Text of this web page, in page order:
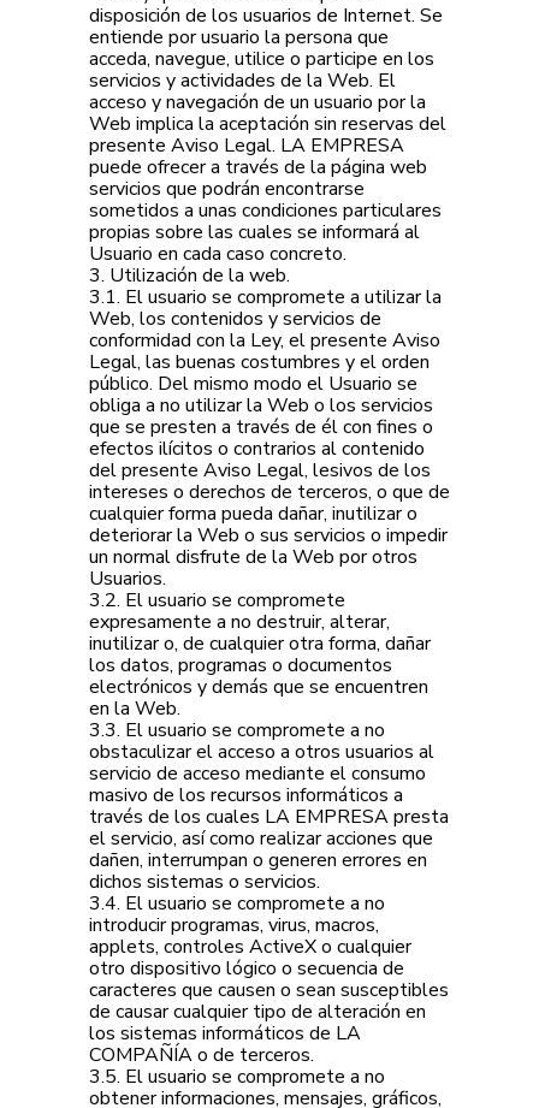
disposición de los usuarios de Internet. Se
entiende por usuario la persona que
acceda, navegue, utilice o participe en los
servicios y actividades de la Web. El
acceso y navegación de un usuario por la
Web implica la aceptación sin reservas del
presente Aviso Legal. LA EMPRESA
puede ofrecer a través de la página web
servicios que podrán encontrarse
sometidos a unas condiciones particulares
propias sobre las cuales se informará al
Usuario en cada caso concreto.
3. Utilización de la web.
3.1. El usuario se compromete a utilizar la
Web, los contenidos y servicios de
conformidad con la Ley, el presente Aviso
Legal, las buenas costumbres y el orden
público. Del mismo modo el Usuario se
obliga a no utilizar la Web o los servicios
que se presten a través de él con fines o
efectos ilícitos o contrarios al contenido
del presente Aviso Legal, lesivos de los
intereses o derechos de terceros, o que de
cualquier forma pueda dañar, inutilizar o
deteriorar la Web o sus servicios o impedir
un normal disfrute de la Web por otros
Usuarios.
3.2. El usuario se compromete
expresamente a no destruir, alterar,
inutilizar o, de cualquier otra forma, dañar
los datos, programas o documentos
electrónicos y demás que se encuentren
en la Web.
3.3. El usuario se compromete a no
obstaculizar el acceso a otros usuarios al
servicio de acceso mediante el consumo
masivo de los recursos informáticos a
través de los cuales LA EMPRESA presta
el servicio, así como realizar acciones que
dañen, interrumpan o generen errores en
dichos sistemas o servicios.
3.4. El usuario se compromete a no
introducir programas, virus, macros,
applets, controles ActiveX o cualquier
otro dispositivo lógico o secuencia de
caracteres que causen o sean susceptibles
de causar cualquier tipo de alteración en
los sistemas informáticos de LA
COMPAÑÍA o de terceros.
3.5. El usuario se compromete a no
obtener informaciones, mensajes, gráficos,